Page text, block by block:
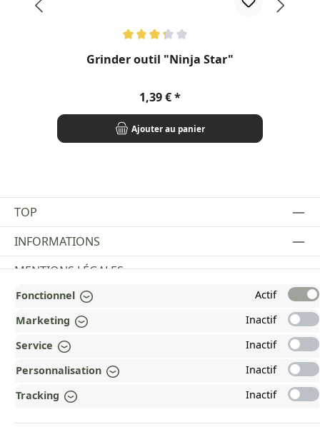
Grinder outil "Ninja Star"
Prix régulier :
1,39 €
Ajouter au panier
TOP
INFORMATIONS
MENTIONS LÉGALES
PAYMENT AND SHIPPING METHODS
RÉCOMPENSÉ ET CERTIFIÉ !
OUR COMMUNITIES
Fonctionnel
Actif
Marketing
Inactif
Service
Inactif
Personnalisation
Inactif
Tracking
Inactif